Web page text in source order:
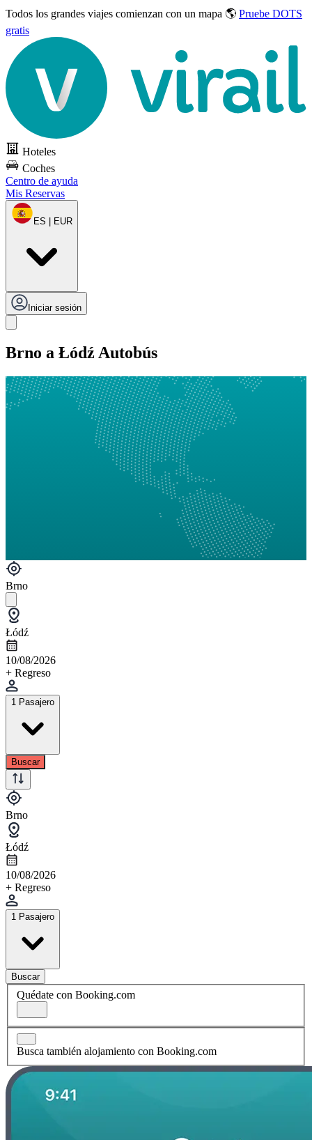
Todos los grandes viajes comienzan con un mapa 🌎 Pruebe DOTS
gratis
Hoteles
Coches
Centro de ayuda
Mis Reservas
ES | EUR
Iniciar sesión
Brno a Łódź Autobús
Brno
Łódź
10/08/2026
+ Regreso
1 Pasajero
Buscar
Brno
Łódź
10/08/2026
+ Regreso
1 Pasajero
Buscar
Quédate con Booking.com
Busca también alojamiento con Booking.com